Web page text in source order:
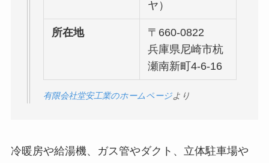
ヤ）
所在地
〒660-0822
兵庫県尼崎市杭
瀬南新町4-6-16
有限会社堂安工業のホームページより
冷暖房や給湯機、ガス管やダクト、立体駐車場や